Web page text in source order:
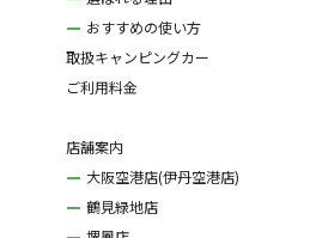
おすすめの使い方
取扱キャンピングカー
ご利用料金
店舗案内
大阪空港店(伊丹空港店)
鶴見緑地店